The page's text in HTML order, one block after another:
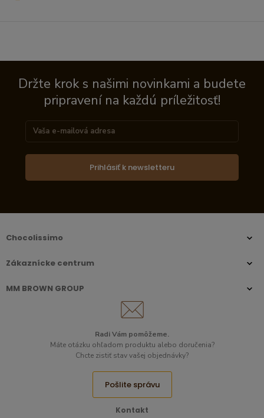
Držte krok s našimi novinkami a budete
pripravení na každú príležitosť!
Prihlásiť k newsletteru
Chocolissimo
Zákaznícke centrum
MM BROWN GROUP
Kontakt
Radi Vám pomôžeme.​
Máte otázku ohľadom produktu alebo doručenia?
Chcte zistiť stav vašej objednávky?
Pošlite správu